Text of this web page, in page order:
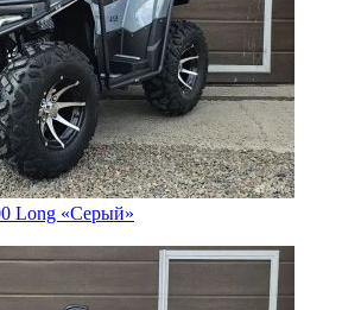
Long «Серый»